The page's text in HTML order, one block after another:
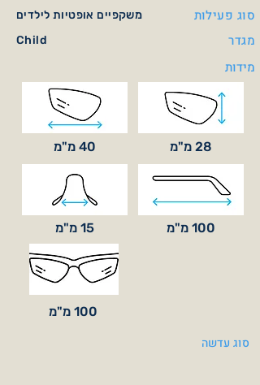
משקפיים אופטיות לילדים סוג פעילות
Child
מגדר
מידות
40 מ"מ 28 מ"מ
15 מ"מ 100 מ"מ
100 מ"מ
סוג עדשה